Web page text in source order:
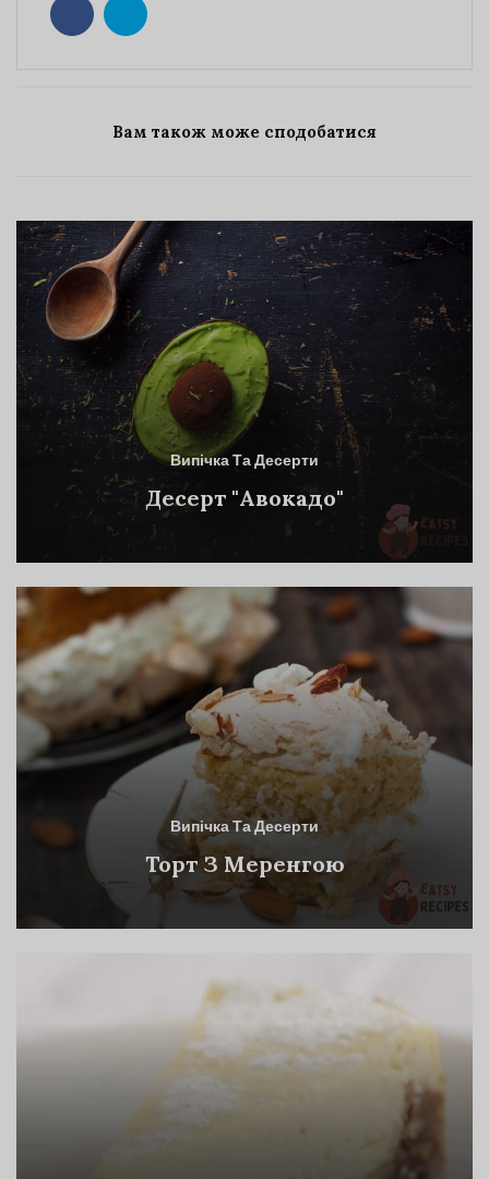
Вам також може сподобатися
Випічка Та Десерти
Десерт "Авокадо"
Випічка Та Десерти
Торт З Меренгою